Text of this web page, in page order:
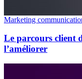
Marketing
Le parcours client
l’améliorer